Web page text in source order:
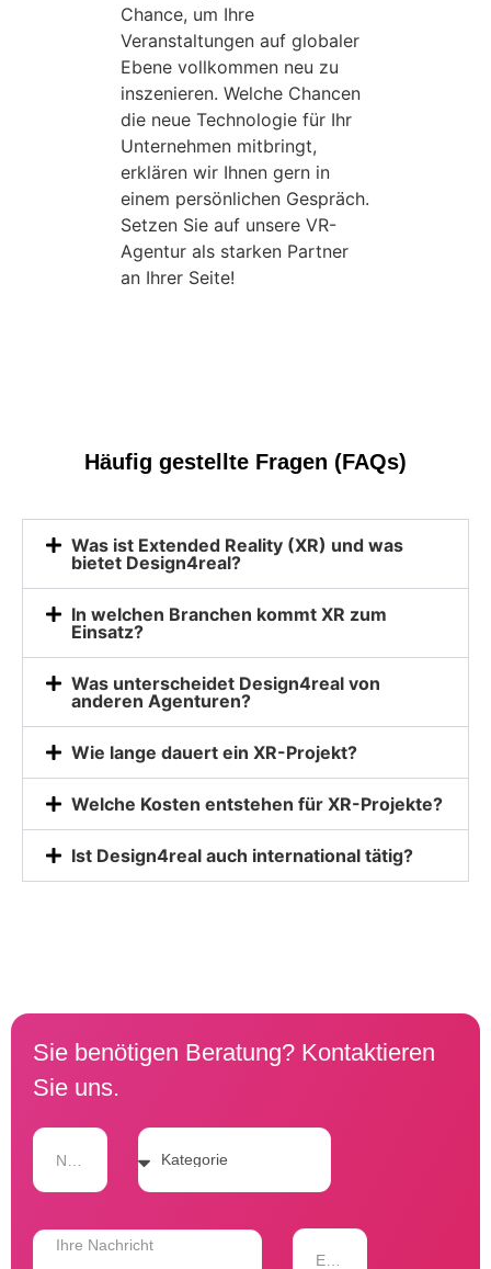
Chance, um Ihre
Veranstaltungen auf globaler
Ebene vollkommen neu zu
inszenieren. Welche Chancen
die neue Technologie für Ihr
Unternehmen mitbringt,
erklären wir Ihnen gern in
einem persönlichen Gespräch.
Setzen Sie auf unsere VR-
Agentur als starken Partner
an Ihrer Seite!
Häufig gestellte Fragen (FAQs)
Was ist Extended Reality (XR) und was
bietet Design4real?
In welchen Branchen kommt XR zum
Einsatz?
Was unterscheidet Design4real von
anderen Agenturen?
Wie lange dauert ein XR-Projekt?
Welche Kosten entstehen für XR-Projekte?
Ist Design4real auch international tätig?
Sie benötigen Beratung? Kontaktieren
Sie uns.